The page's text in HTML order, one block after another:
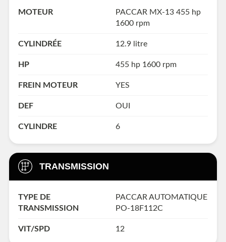
MOTEUR
PACCAR MX-13 455 hp
1600 rpm
CYLINDRÉE 12.9 litre
HP 455 hp 1600 rpm
FREIN MOTEUR YES
DEF OUI
CYLINDRE 6
TRANSMISSION
TYPE DE
TRANSMISSION
PACCAR AUTOMATIQUE
PO-18F112C
VIT/SPD 12